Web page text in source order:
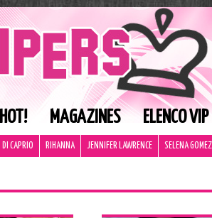
HOT! MAGAZINES ELENCO VIP
DI CAPRIO RIHANNA JENNIFER LAWRENCE SELENA GOMEZ